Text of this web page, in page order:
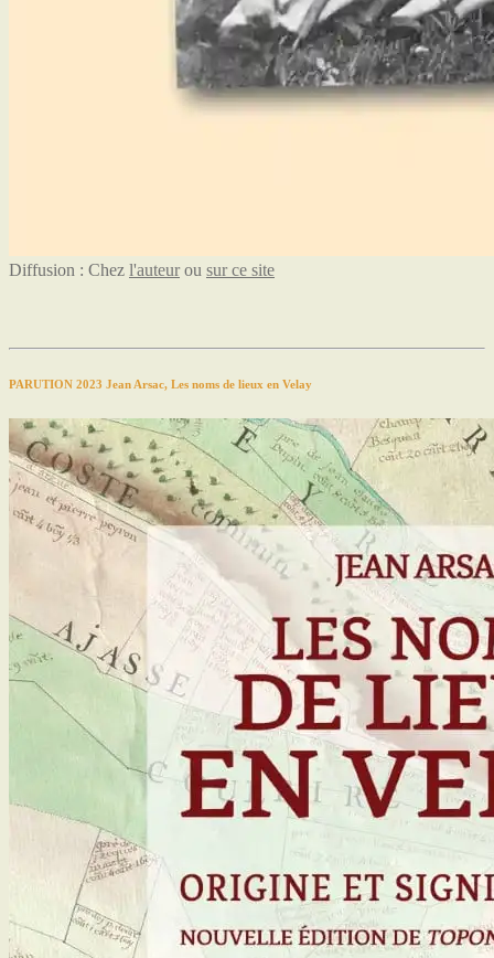
Diffusion : Chez l'auteur ou sur ce site
PARUTION 2023 Jean Arsac, Les noms de lieux en Velay